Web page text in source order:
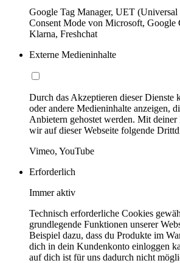
Google Tag Manager, UET
Consent Mode von Microsoft, Google
Klarna, Freshchat
Externe Medieninhalte
Durch das Akzeptieren dieser Dienste
oder andere Medieninhalte anzeigen,
Anbietern gehostet werden. Mit
wir auf dieser Webseite folgende
Vimeo, YouTube
Erforderlich
Immer aktiv
Technisch erforderliche Cookies
grundlegende Funktionen unserer
Beispiel dazu, dass du Produkte im
dich in dein Kundenkonto einloggen
auf dich ist für uns dadurch nicht